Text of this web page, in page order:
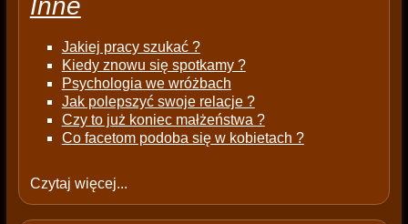
Inne
Jakiej pracy szukać ?
Kiedy znowu się spotkamy ?
Psychologia we wróżbach
Jak polepszyć swoje relacje ?
Czy to już koniec małżeństwa ?
Co facetom podoba się w kobietach ?
Czytaj więcej...